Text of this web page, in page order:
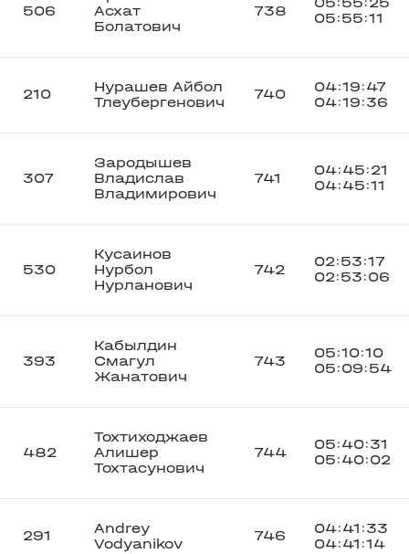
506
Асхат
Болатович
738
05:55:25
05:55:11
210
Нурашев Айбол
Тлеубергенович
740
04:19:47
04:19:36
307
Зародышев
Владислав
Владимирович
741
04:45:21
04:45:11
530
Кусаинов
Нурбол
Нурланович
742
02:53:17
02:53:06
393
Кабылдин
Смагул
Жанатович
743
05:10:10
05:09:54
482
Тохтиходжаев
Алишер
Тохтасунович
744
05:40:31
05:40:02
291
Andrey
Vodyanikov
746
04:41:33
04:41:14